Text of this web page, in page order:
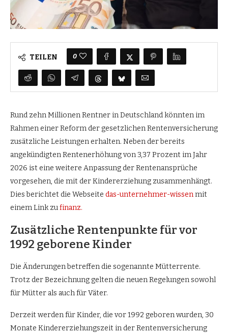
TEILEN 0
Rund zehn Millionen Rentner in Deutschland könnten im
Rahmen einer Reform der gesetzlichen Rentenversicherung
zusätzliche Leistungen erhalten. Neben der bereits
angekündigten Rentenerhöhung von 3,37 Prozent im Jahr
2026 ist eine weitere Anpassung der Rentenansprüche
vorgesehen, die mit der Kindererziehung zusammenhängt.
Dies berichtet die Webseite das-unternehmer-wissenmit
einem Link zufinanz.
Zusätzliche Rentenpunkte für vor
1992 geborene Kinder
Die Änderungen betreffen die sogenannte Mütterrente.
Trotz der Bezeichnung gelten die neuen Regelungen sowohl
für Mütter als auch für Väter.
Derzeit werden für Kinder, die vor 1992 geboren wurden, 30
Monate Kindererziehungszeit in der Rentenversicherung